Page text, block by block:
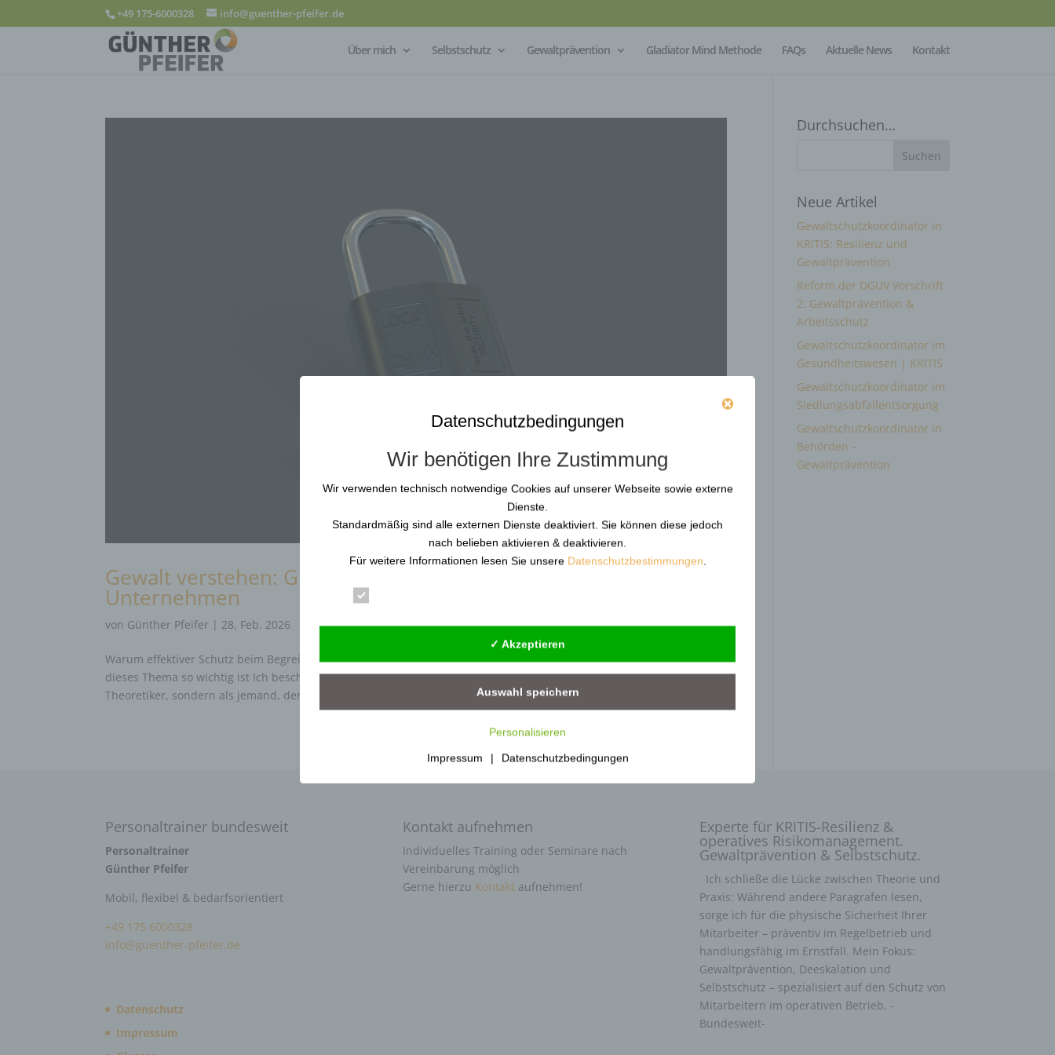
+49 175-6000328 info@guenther-pfeifer.de
Über mich Selbstschutz Gewaltprävention Gladiator Mind Methode FAQs Aktuelle News Kontakt
Gewalt verstehen: Grundlagen und Prävention für KRITIS &
Unternehmen
von Günther Pfeifer | 28, Feb. 2026
Warum effektiver Schutz beim Begreifen der Ursachen beginnt. Von Günther Pfeifer aktuell – 10.04.2026 Warum mir
dieses Thema so wichtig ist Ich beschäftige mich seit über zwei Jahrzehnten mit Gewaltprävention nicht als
Theoretiker, sondern als jemand, der...
Durchsuchen…
Neue Artikel
Gewaltschutzkoordinator in
KRITIS: Resilienz und
Gewaltprävention
Reform der DGUV Vorschrift
2: Gewaltprävention &
Arbeitsschutz
Gewaltschutzkoordinator im
Gesundheitswesen | KRITIS
Gewaltschutzkoordinator im
Siedlungsabfallentsorgung
Gewaltschutzkoordinator in
Behörden –
Gewaltprävention
Personaltrainer bundesweit
Personaltrainer
Günther Pfeifer
Mobil, flexibel & bedarfsorientiert
+49 175 6000328
info@guenther-pfeifer.de
Datenschutz
Impressum
Kontakt aufnehmen
Individuelles Training oder Seminare nach
Vereinbarung möglich
Gerne hierzu Kontaktaufnehmen!
Experte für KRITIS-Resilienz &
operatives Risikomanagement.
Gewaltprävention & Selbstschutz.
Ich schließe die Lücke zwischen Theorie und
Praxis: Während andere Paragrafen lesen,
sorge ich für die physische Sicherheit Ihrer
Mitarbeiter – präventiv im Regelbetrieb und
handlungsfähig im Ernstfall. Mein Fokus:
Gewaltprävention, Deeskalation und
Selbstschutz – spezialisiert auf den Schutz von
Mitarbeitern im operativen Betrieb. -
Bundesweit-
Datenschutzbedingungen
Wir benötigen Ihre Zustimmung
Wir verwenden technisch notwendige Cookies auf unserer Webseite sowie externe
Dienste.
Standardmäßig sind alle externen Dienste deaktiviert. Sie können diese jedoch
nach belieben aktivieren & deaktivieren.
Für weitere Informationen lesen Sie unsere Datenschutzbestimmungen
✓ Akzeptieren
Auswahl speichern
Personalisieren
Impressum | Datenschutzbedingungen